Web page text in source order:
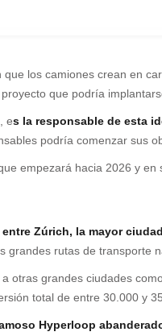
los camiones crean en
proyecto que podría
es la responsable de esta
podría comenzar sus
empezará hacia 2026 y
Zúrich, la mayor
grandes rutas de transporte
otras grandes ciudades
total de entre 30.000 y
Hyperloop